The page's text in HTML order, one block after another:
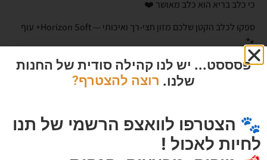
כי כלב בריא הוא כלב מאושר ❤️
ספקו לכלב הקטן שלכם מזון חצי-רך ואיכותי — Horizon Soft+ עוף
🐾
מוצרים מומלצים
פסססט... יש לנו קהילה סודית של החנות
שלנו. רוצה להצטרף?
🐾 הצטרפו לוואצפ הרשמי של תנו
לחיות לאכול !